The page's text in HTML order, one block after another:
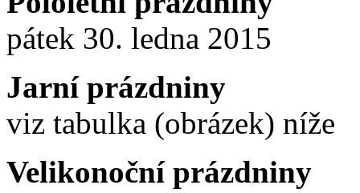
pátek 30. ledna 2015
Jarní prázdniny
viz tabulka (obrázek) níže
Velikonoční prázdniny